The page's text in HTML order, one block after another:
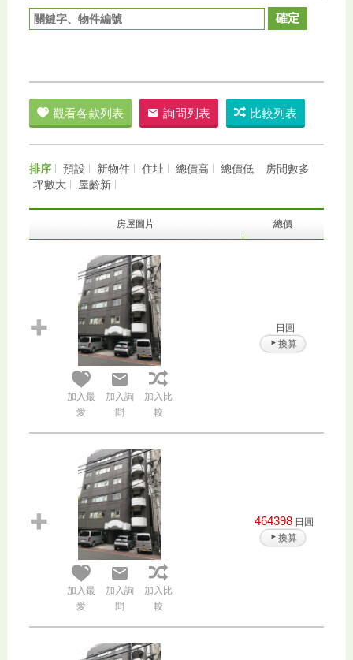
確定
觀看各款列表 詢問列表 比較列表
排序 預設 新物件 住址 總價高 總價低
房間數多
坪數大
屋齡新
房屋圖片 總價
加入最
愛
加入詢
問
加入比
較
日圓
換算
加入最
愛
加入詢
問
加入比
較
464398 日圓
換算